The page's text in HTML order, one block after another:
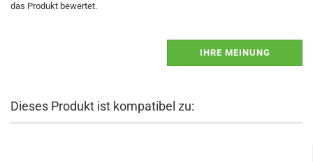
das Produkt bewertet.
IHRE MEINUNG
Dieses Produkt ist kompatibel zu: